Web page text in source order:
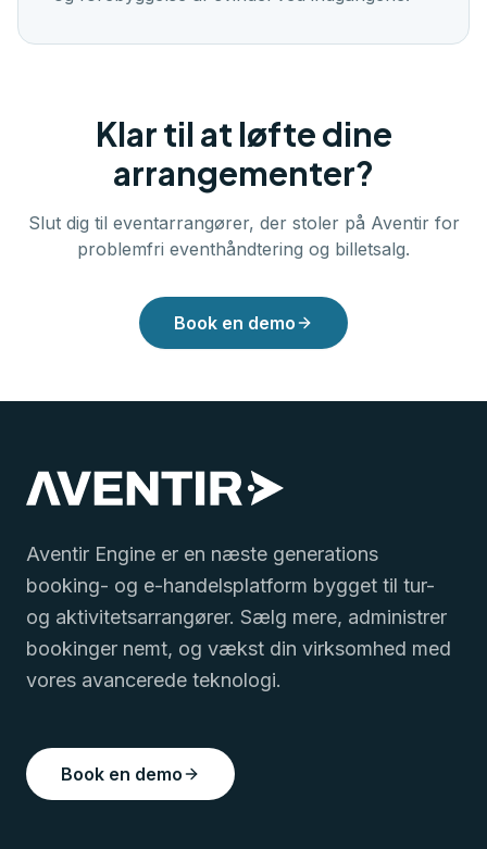
Klar til at løfte dine
arrangementer?
Slut dig til eventarrangører, der stoler på Aventir for
problemfri eventhåndtering og billetsalg.
Book en demo
Aventir Engine er en næste generations
booking- og e-handelsplatform bygget til tur-
og aktivitetsarrangører. Sælg mere, administrer
bookinger nemt, og vækst din virksomhed med
vores avancerede teknologi.
Book en demo